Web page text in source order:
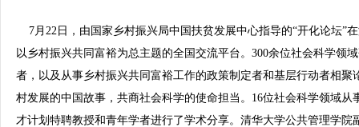
7月22日，由国家乡村振兴局中国扶贫发展中心指导的“开化论坛”
以乡村振兴共同富裕为总主题的全国交流平台。300余位社会科学领
者，以及从事乡村振兴共同富裕工作的政策制定者和基层行动者相
村发展的中国故事，共商社会科学的使命担当。16位社会科学领域
才计划特聘教授和青年学者进行了学术分享。清华大学公共管理学